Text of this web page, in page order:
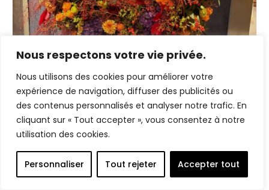
Nous respectons votre vie privée.
Nous utilisons des cookies pour améliorer votre
expérience de navigation, diffuser des publicités ou
des contenus personnalisés et analyser notre trafic. En
cliquant sur « Tout accepter », vous consentez à notre
utilisation des cookies.
Personnaliser Tout rejeter Accepter tout
Ajouter à la liste d’envies
Deuil
À partir de750,00€